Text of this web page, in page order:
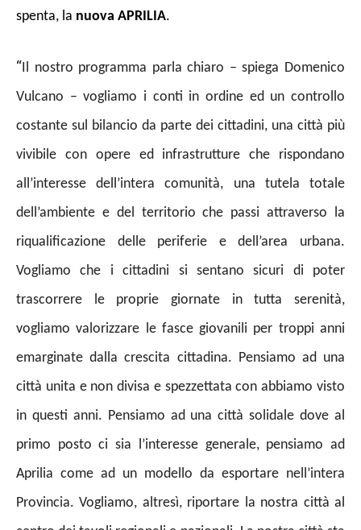
spenta, la nuova APRILIA.
“ Il nostro programma parla chiaro – spiega Domenico
Vulcano – vogliamo i conti in ordine ed un controllo
costante sul bilancio da parte dei cittadini, una città più
vivibile con opere ed infrastrutture che rispondano
all’interesse dell’intera comunità, una tutela totale
dell’ambiente e del territorio che passi attraverso la
riqualificazione delle periferie e dell’area urbana.
Vogliamo che i cittadini si sentano sicuri di poter
trascorrere le proprie giornate in tutta serenità,
vogliamo valorizzare le fasce giovanili per troppi anni
emarginate dalla crescita cittadina. Pensiamo ad una
città unita e non divisa e spezzettata con abbiamo visto
in questi anni. Pensiamo ad una città solidale dove al
primo posto ci sia l’interesse generale, pensiamo ad
Aprilia come ad un modello da esportare nell’intera
Provincia. Vogliamo, altresì, riportare la nostra città al